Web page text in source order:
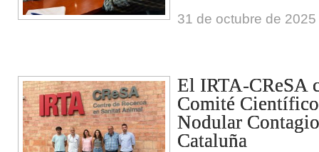
31 de octubre de 2025
El IRTA-CReSA
Comité
Nodular
Cataluña